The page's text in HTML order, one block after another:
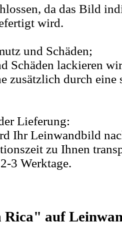
da das Bild
wird.
und Schäden;
Schäden lackieren
zusätzlich durch eine
Lieferung:
Ihr Leinwandbild
zu Ihnen
3 Werktage.
Rica" auf